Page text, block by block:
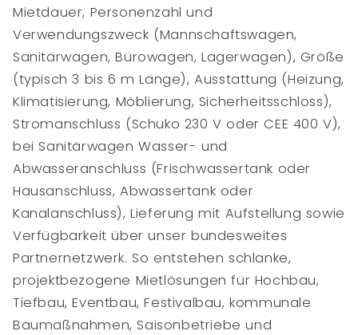
Mietdauer, Personenzahl und
Verwendungszweck (Mannschaftswagen,
Sanitärwagen, Bürowagen, Lagerwagen), Größe
(typisch 3 bis 6 m Länge), Ausstattung (Heizung,
Klimatisierung, Möblierung, Sicherheitsschloss),
Stromanschluss (Schuko 230 V oder CEE 400 V),
bei Sanitärwagen Wasser- und
Abwasseranschluss (Frischwassertank oder
Hausanschluss, Abwassertank oder
Kanalanschluss), Lieferung mit Aufstellung sowie
Verfügbarkeit über unser bundesweites
Partnernetzwerk. So entstehen schlanke,
projektbezogene Mietlösungen für Hochbau,
Tiefbau, Eventbau, Festivalbau, kommunale
Baumaßnahmen, Saisonbetriebe und